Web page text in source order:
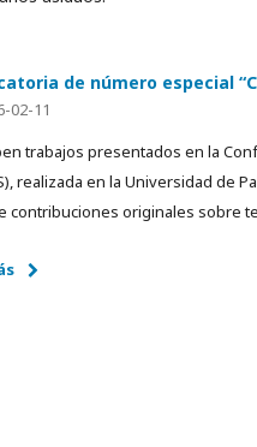
de número especial
02-11
trabajos presentados en la
realizada en la Universidad de
contribuciones originales sobre